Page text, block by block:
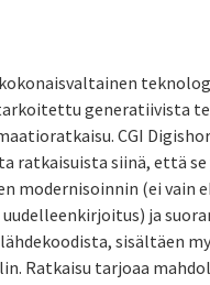
generatiivista
CGI
ratkaisuista siinä, että se
modernisoinnin (ei vain
ja
sisältäen
Ratkaisu tarjoaa